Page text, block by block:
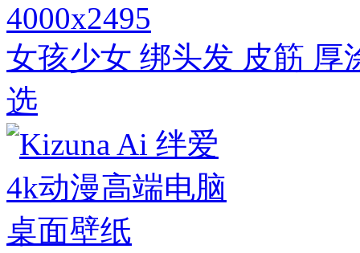
4000x2495
女孩少女 绑头发 皮筋 厚
选